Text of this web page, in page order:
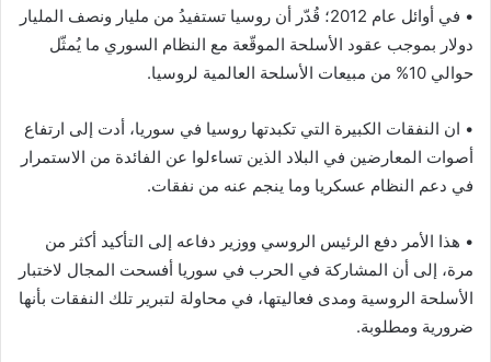
• في أوائل عام 2012؛ قُدّر أن روسيا تستفيدُ من مليار ونصف المليار
دولار بموجب عقود الأسلحة الموقّعة مع النظام السوري ما يُمثّل
حوالي 10% من مبيعات الأسلحة العالمية لروسيا.
• ان النفقات الكبيرة التي تكبدتها روسيا في سوريا، أدت إلى ارتفاع
أصوات المعارضين في البلاد الذين تساءلوا عن الفائدة من الاستمرار
في دعم النظام عسكريا وما ينجم عنه من نفقات.
• هذا الأمر دفع الرئيس الروسي ووزير دفاعه إلى التأكيد أكثر من
مرة، إلى أن المشاركة في الحرب في سوريا أفسحت المجال لاختبار
الأسلحة الروسية ومدى فعاليتها، في محاولة لتبرير تلك النفقات بأنها
ضرورية ومطلوبة.